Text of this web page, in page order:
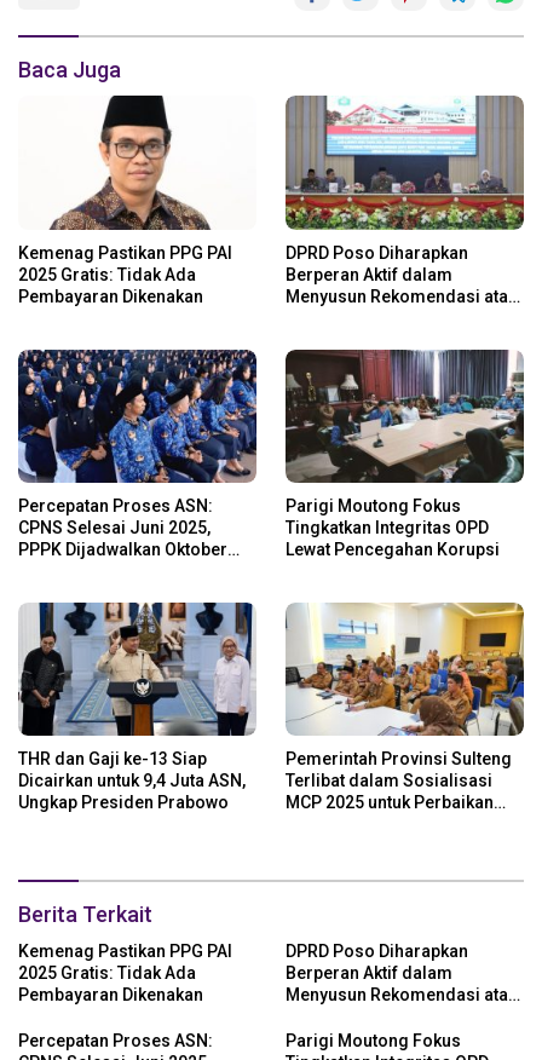
Baca Juga
Kemenag Pastikan PPG PAI
2025 Gratis: Tidak Ada
Pembayaran Dikenakan
DPRD Poso Diharapkan
Berperan Aktif dalam
Menyusun Rekomendasi atas
Percepatan Proses ASN:
CPNS Selesai Juni 2025,
PPPK Dijadwalkan Oktober
Parigi Moutong Fokus
Tingkatkan Integritas OPD
Lewat Pencegahan Korupsi
THR dan Gaji ke-13 Siap
Dicairkan untuk 9,4 Juta ASN,
Ungkap Presiden Prabowo
Pemerintah Provinsi Sulteng
Terlibat dalam Sosialisasi
MCP 2025 untuk Perbaikan
Berita Terkait
Kemenag Pastikan PPG PAI
2025 Gratis: Tidak Ada
Pembayaran Dikenakan
DPRD Poso Diharapkan
Berperan Aktif dalam
Menyusun Rekomendasi atas
Percepatan Proses ASN:
Parigi Moutong Fokus